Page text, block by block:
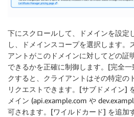
下にスクロールして、ドメインを設定
し、ドメインスコープを選択します。
アントがこのドメインに対してどの証
できるかを正確に制御します。[完全一
クすると、クライアントはその特定の
リクエストできます。[サブドメイン]
メイン (api.example.com や
可されます。[ワイルドカード] を追加